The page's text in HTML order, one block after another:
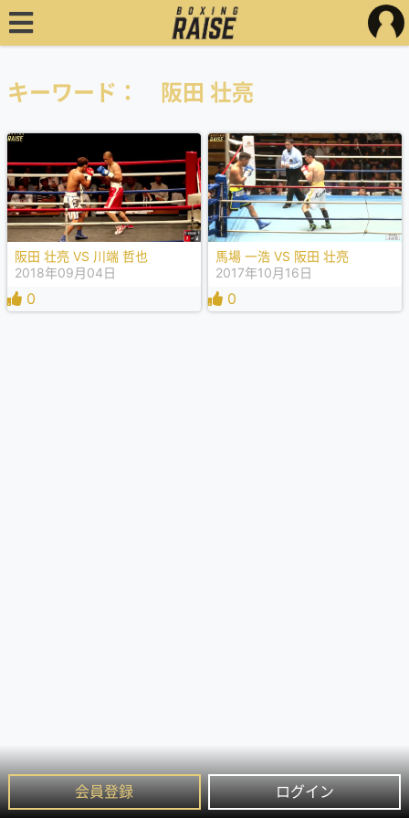
会員登録 ログイン
キーワード： 阪田 壮亮
阪田 壮亮 VS 川端 哲也
2018年09月04日
0
馬場 一浩 VS 阪田 壮亮
2017年10月16日
0